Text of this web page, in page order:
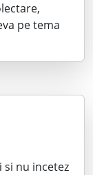
pe tema
si nu incetez